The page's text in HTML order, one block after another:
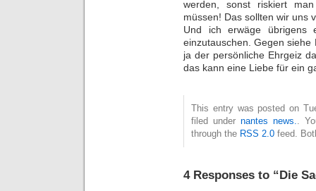
werden, sonst riskiert
müssen! Das sollten wir uns
Und ich erwäge übrigens
einzutauschen. Gegen
ja der persönliche Ehrgeiz
das kann eine Liebe für ein
This entry was posted on
filed undernantes news.
.
through the RSS 2.0 feed.
4 Responses to “Die